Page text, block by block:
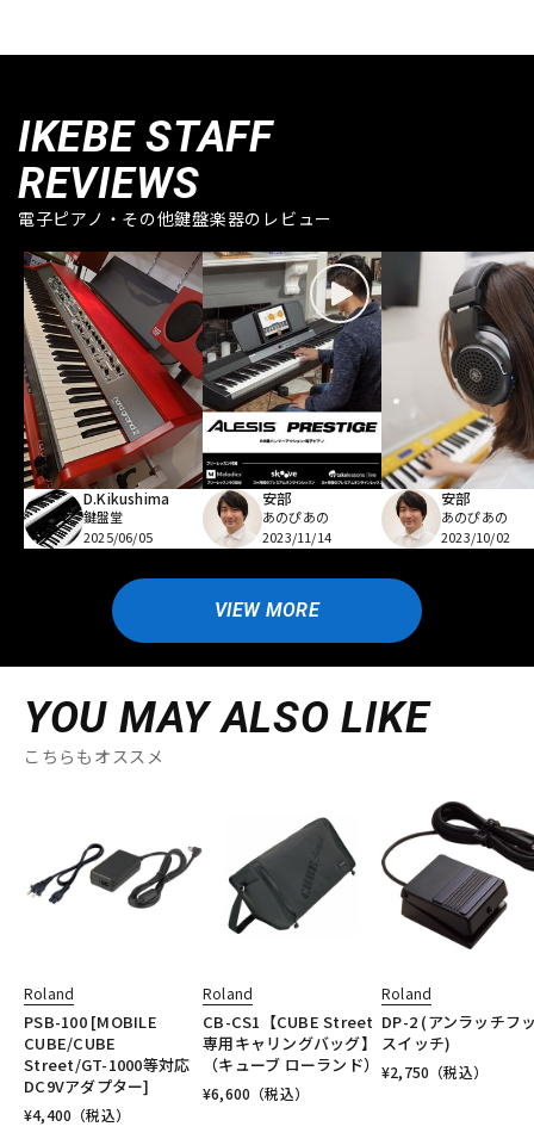
IKEBE STAFF
REVIEWS
電子ピアノ・その他鍵盤楽器のレビュー
D.Kikushima
鍵盤堂
2025/06/05
安部
あのぴあの
2023/11/14
安部
あのぴあの
2023/10/02
VIEW MORE
YOU MAY ALSO LIKE
こちらもオススメ
Roland
PSB-100 [MOBILE
CUBE/CUBE
Street/GT-1000等対応
DC9Vアダプター]
¥4,400 （税込）
Roland
CB-CS1【CUBE Street
専用キャリングバッグ】
（キューブ ローランド）
¥6,600 （税込）
Roland
DP-2 (アンラッチフ
スイッチ)
¥2,750 （税込）